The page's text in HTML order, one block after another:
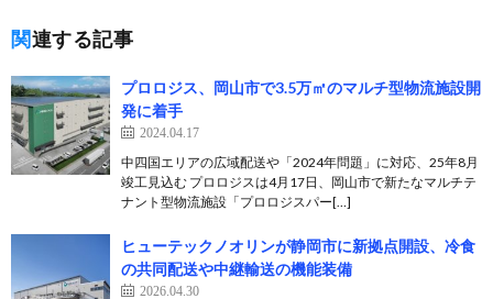
関連する記事
プロロジス、岡山市で3.5万㎡のマルチ型物流施設開
発に着手
2024.04.17
中四国エリアの広域配送や「2024年問題」に対応、25年8月
竣工見込む プロロジスは4月17日、岡山市で新たなマルチテ
ナント型物流施設「プロロジスパー[…]
ヒューテックノオリンが静岡市に新拠点開設、冷食
の共同配送や中継輸送の機能装備
2026.04.30